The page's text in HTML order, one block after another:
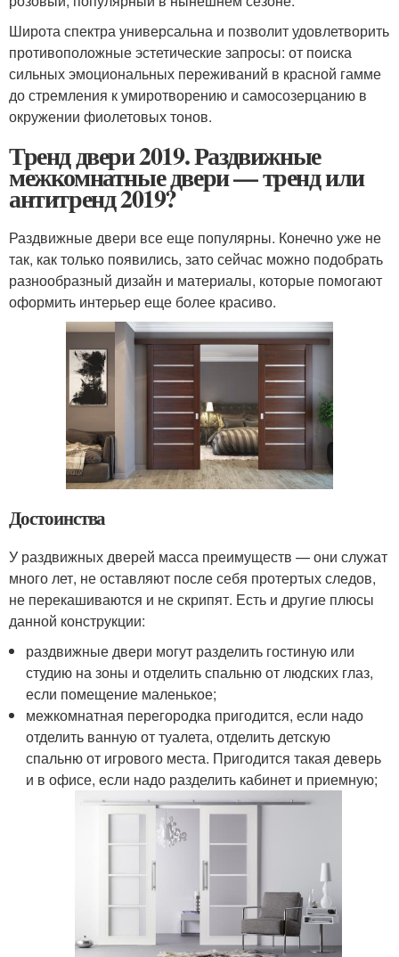
Широта спектра универсальна и позволит удовлетворить
противоположные эстетические запросы: от поиска
сильных эмоциональных переживаний в красной гамме
до стремления к умиротворению и самосозерцанию в
окружении фиолетовых тонов.
Тренд двери 2019. Раздвижные
межкомнатные двери — тренд или
антитренд 2019?
Раздвижные двери все еще популярны. Конечно уже не
так, как только появились, зато сейчас можно подобрать
разнообразный дизайн и материалы, которые помогают
оформить интерьер еще более красиво.
Достоинства
У раздвижных дверей масса преимуществ — они служат
много лет, не оставляют после себя протертых следов,
не перекашиваются и не скрипят. Есть и другие плюсы
данной конструкции:
раздвижные двери могут разделить гостиную или
студию на зоны и отделить спальню от людских глаз,
если помещение маленькое;
межкомнатная перегородка пригодится, если надо
отделить ванную от туалета, отделить детскую
спальню от игрового места. Пригодится такая деверь
и в офисе, если надо разделить кабинет и приемную;